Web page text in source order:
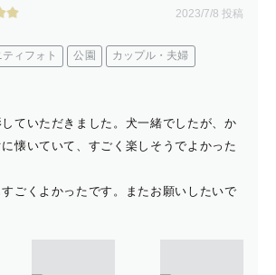
2023/7/8 投稿
ィフォト 公園 カップル・夫婦
ていただきました。犬一緒でしたが、か
懐いていて、すごく楽しそうでよかった
ごくよかったです。またお願いしたいで